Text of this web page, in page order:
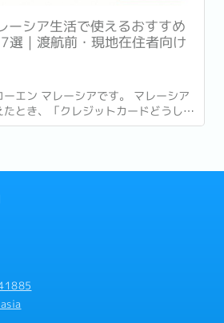
ーシア生活で使えるおすすめ
選｜渡航前・現地在住者向け
エン マレーシアです。 マレーシア
とき、「クレジットカードどうしよ
多いです。日本で使っていたカード